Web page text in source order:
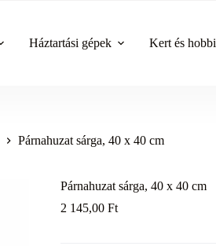
Háztartási gépek Kert és hobbi
Párnahuzat sárga, 40 x 40 cm
Párnahuzat sárga, 40 x 40 cm
2 145,00Ft